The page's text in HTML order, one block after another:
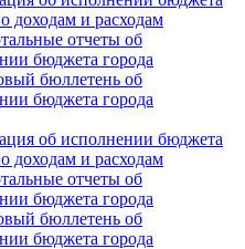
доходам и расходам
отчеты об
бюджета города
бюллетень об
бюджета города
об исполнении бюджета
доходам и расходам
отчеты об
бюджета города
бюллетень об
бюджета города